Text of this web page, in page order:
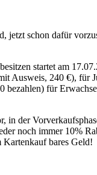
schon dafür
startet am
Ausweis, 240 €), für
bezahlen) für
in der
noch immer 10%
Kartenkauf bares Geld!